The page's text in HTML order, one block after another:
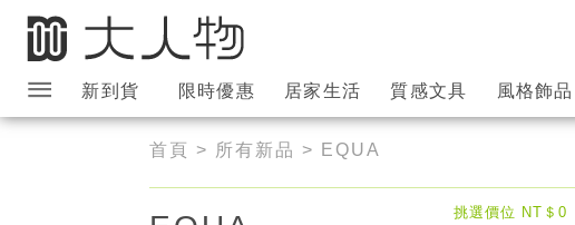
大人物導覽列
新到貨 限時優惠 居家生活 質感文具 風格飾品
首頁 > 所有新品 > EQUA
挑選價位 NT＄0